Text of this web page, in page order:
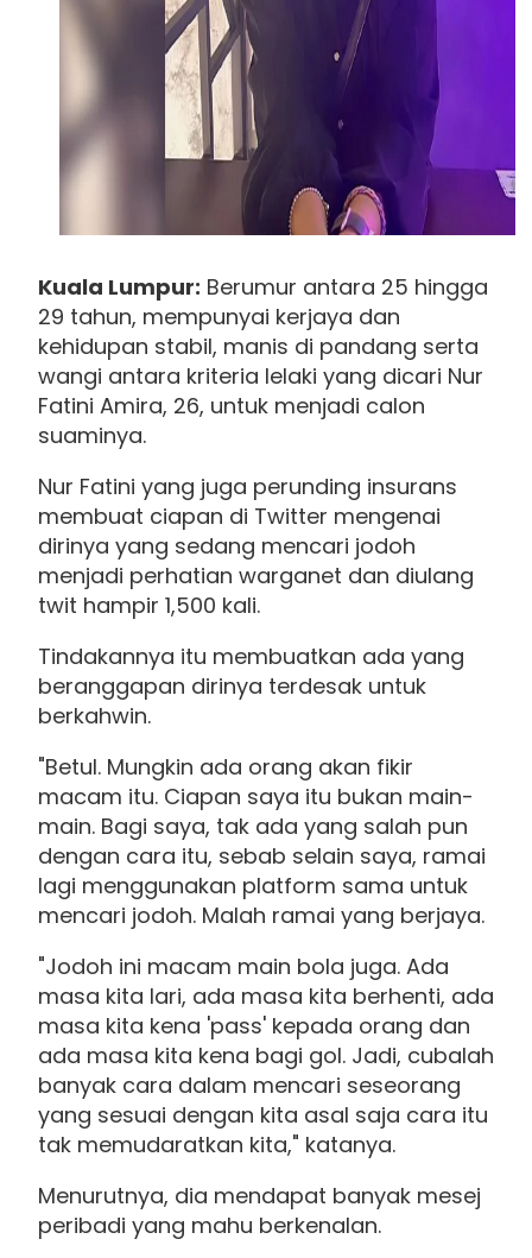
Kuala Lumpur: Berumur antara 25 hingga
29 tahun, mempunyai kerjaya dan
kehidupan stabil, manis di pandang serta
wangi antara kriteria lelaki yang dicari Nur
Fatini Amira, 26, untuk menjadi calon
suaminya.
Nur Fatini yang juga perunding insurans
membuat ciapan di Twitter mengenai
dirinya yang sedang mencari jodoh
menjadi perhatian warganet dan diulang
twit hampir 1,500 kali.
Tindakannya itu membuatkan ada yang
beranggapan dirinya terdesak untuk
berkahwin.
"Betul. Mungkin ada orang akan fikir
macam itu. Ciapan saya itu bukan main-
main. Bagi saya, tak ada yang salah pun
dengan cara itu, sebab selain saya, ramai
lagi menggunakan platform sama untuk
mencari jodoh. Malah ramai yang berjaya.
"Jodoh ini macam main bola juga. Ada
masa kita lari, ada masa kita berhenti, ada
masa kita kena 'pass' kepada orang dan
ada masa kita kena bagi gol. Jadi, cubalah
banyak cara dalam mencari seseorang
yang sesuai dengan kita asal saja cara itu
tak memudaratkan kita," katanya.
Menurutnya, dia mendapat banyak mesej
peribadi yang mahu berkenalan.